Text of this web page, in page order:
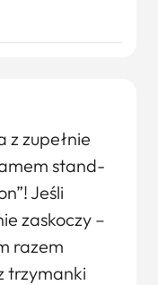
z zupełnie
stand-
Jeśli
zaskoczy –
razem
trzymanki